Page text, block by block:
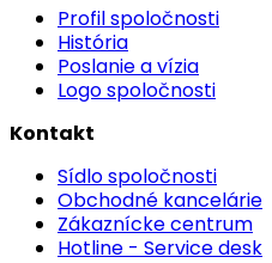
Profil spoločnosti
História
Poslanie a vízia
Logo spoločnosti
Kontakt
Sídlo spoločnosti
Obchodné kancelárie
Zákaznícke centrum
Hotline - Service desk